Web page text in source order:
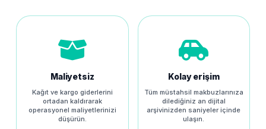
Maliyetsiz
Kağıt ve kargo giderlerini
ortadan kaldırarak
operasyonel maliyetlerinizi
düşürün.
Kolay erişim
Tüm müstahsil makbuzlarınıza
dilediğiniz an dijital
arşivinizden saniyeler içinde
ulaşın.